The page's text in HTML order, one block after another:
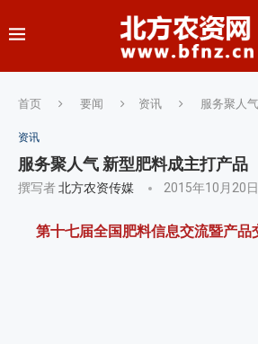
首页 要闻 资讯 服务聚人
资讯
服务聚人气 新型肥料成主打产品
撰写者北方农资传媒 2015年10月20日
第十七届全国肥料信息交流暨产品